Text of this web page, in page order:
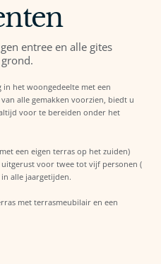
entree en alle gites
het woongedeelte met een
alle gemakken voorzien, biedt u
voor te bereiden onder het
een eigen terras op het zuiden)
uitgerust voor twee tot vijf personen (
alle jaargetijden.
met terrasmeubilair en een